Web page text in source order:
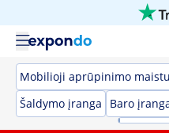
Mobilioji aprūpinimo
Šaldymo įranga
Baro